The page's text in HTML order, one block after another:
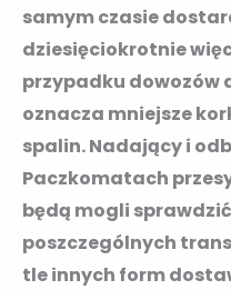
samym czasie
dziesięciokrotnie
przypadku dowozów
oznacza mniejsze
spalin. Nadający i
Paczkomatach
będą mogli
poszczególnych
tle innych form